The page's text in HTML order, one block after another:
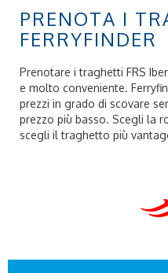
PRENOTA I
FERRYFINDER
Prenotare i traghetti FRS
e molto conveniente.
prezzi in grado di scovare
prezzo più basso. Scegli la
scegli il traghetto più